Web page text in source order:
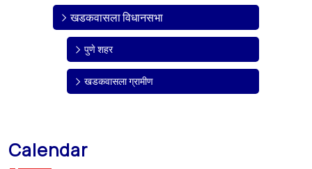
खडकवासला विधानसभा
पुणे शहर
खडकवासला ग्रामीण
Calendar